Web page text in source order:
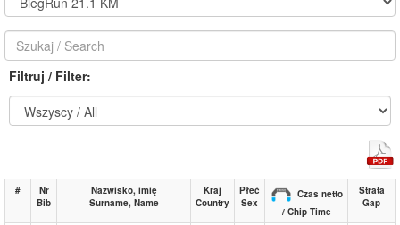
Filtruj / Filter:
#
Nr
Bib
Nazwisko, imię
Surname, Name
Kraj
Country
Płeć
Sex
Czas netto
/ Chip Time
Strata
Gap